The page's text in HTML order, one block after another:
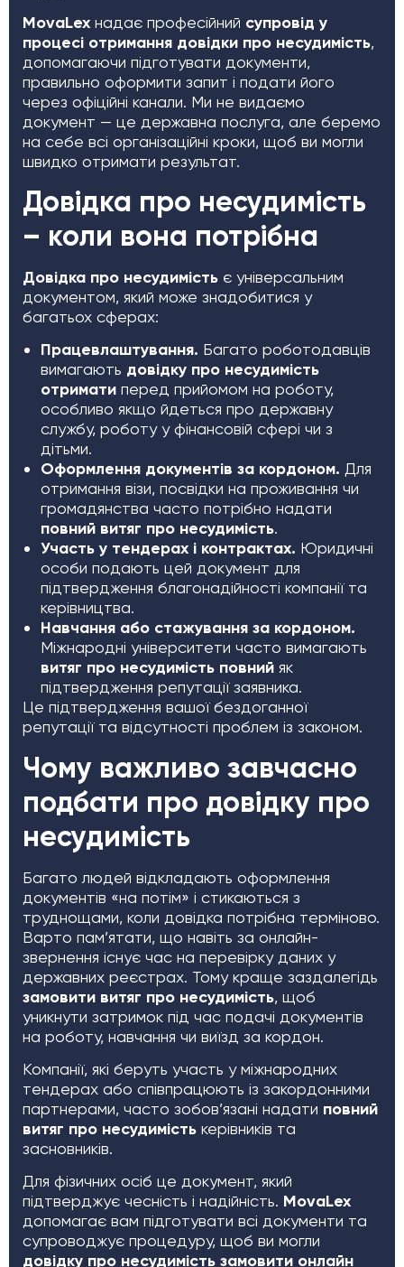
MovaLex надає професійний супровід у
процесі отримання довідки про несудимість,
допомагаючи підготувати документи,
правильно оформити запит і подати його
через офіційні канали. Ми не видаємо
документ — це державна послуга, але беремо
на себе всі організаційні кроки, щоб ви могли
швидко отримати результат.
Довідка про несудимість
– коли вона потрібна
Довідка про несудимість є універсальним
документом, який може знадобитися у
багатьох сферах:
Працевлаштування. Багато роботодавців
вимагають довідку про несудимість
отримати перед прийомом на роботу,
особливо якщо йдеться про державну
службу, роботу у фінансовій сфері чи з
дітьми.
Оформлення документів за кордоном. Для
отримання візи, посвідки на проживання чи
громадянства часто потрібно надати
повний витяг про несудимість.
Участь у тендерах і контрактах. Юридичні
особи подають цей документ для
підтвердження благонадійності компанії та
керівництва.
Навчання або стажування за кордоном.
Міжнародні університети часто вимагають
витяг про несудимість повний як
підтвердження репутації заявника.
Це підтвердження вашої бездоганної
репутації та відсутності проблем із законом.
Чому важливо завчасно
подбати про довідку про
несудимість
Багато людей відкладають оформлення
документів «на потім» і стикаються з
труднощами, коли довідка потрібна терміново.
Варто пам’ятати, що навіть за онлайн-
звернення існує час на перевірку даних у
державних реєстрах. Тому краще заздалегідь
замовити витяг про несудимість, щоб
уникнути затримок під час подачі документів
на роботу, навчання чи виїзд за кордон.
Компанії, які беруть участь у міжнародних
тендерах або співпрацюють із закордонними
партнерами, часто зобов’язані надати повний
витяг про несудимість керівників та
засновників.
Для фізичних осіб це документ, який
підтверджує чесність і надійність. MovaLex
допомагає вам підготувати всі документи та
супроводжує процедуру, щоб ви могли
довідку про несудимість замовити онлайн